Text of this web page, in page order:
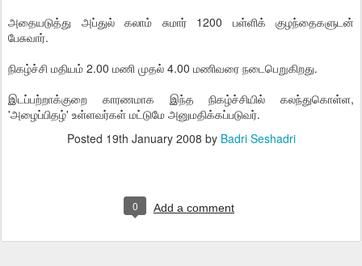
அதையடுத்து அப்துல் கலாம் சுமார் 1200 பள்ளிக் குழந்தைகளுடன்
பேசுவார்.
நிகழ்ச்சி மதியம் 2.00 மணி முதல் 4.00 மணிவரை நடைபெறுகிறது.
இடப்பற்றாக்குறை காரணமாக இந்த நிகழ்ச்சியில் கலந்துகொள்ள,
'அழைப்பிதழ்' உள்ளவர்கள் மட்டுமே அனுமதிக்கப்படுவர்.
Posted 19th January 2008 by Badri Seshadri
0 Add a comment